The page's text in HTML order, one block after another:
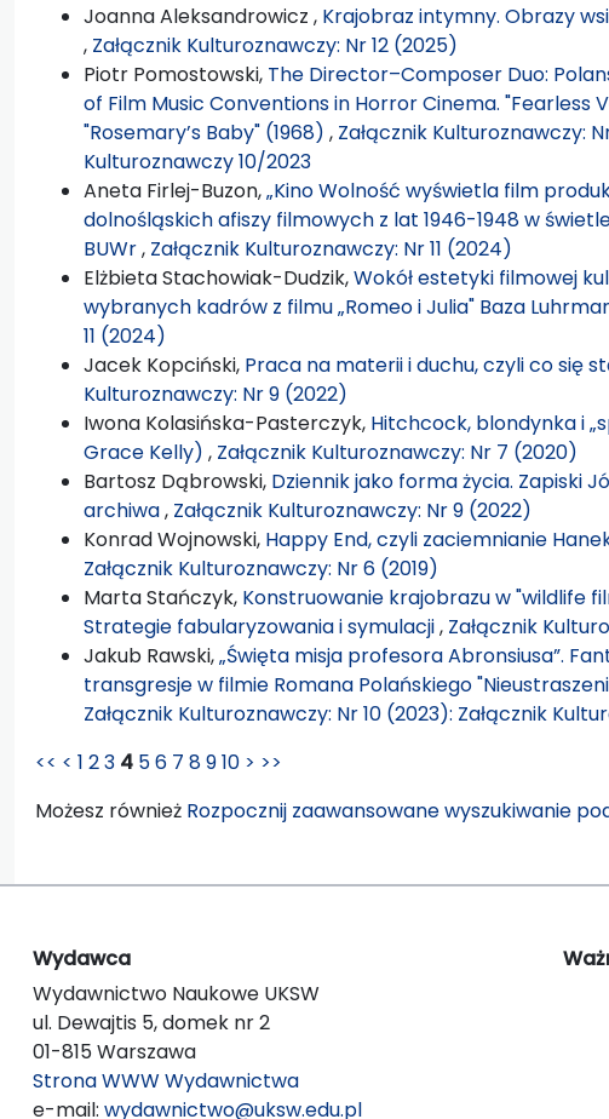
Joanna Aleksandrowicz , Krajobraz intymny. Obrazy
, Załącznik Kulturoznawczy: Nr 12 (2025)
Piotr Pomostowski, The Director–Composer Duo:
of Film Music Conventions in Horror Cinema. "Fearless
"Rosemary’s Baby" (1968) , Załącznik Kulturoznawczy:
Kulturoznawczy 10/2023
Aneta Firlej-Buzon,„Kino Wolność wyświetla film
dolnośląskich afiszy filmowych z lat 1946-1948 w
BUWr, Załącznik Kulturoznawczy: Nr 11 (2024)
Elżbieta Stachowiak-Dudzik,Wokół estetyki filmowej
wybranych kadrów z filmu „Romeo i Julia" Baza
11 (2024)
Jacek Kopciński, Praca na materii i duchu, czyli co się
Kulturoznawczy: Nr 9 (2022)
Iwona Kolasińska-Pasterczyk, Hitchcock, blondynka i
Grace Kelly) , Załącznik Kulturoznawczy: Nr 7 (2020)
Bartosz Dąbrowski, Dziennik jako forma życia. Zapiski
archiwa, Załącznik Kulturoznawczy: Nr 9 (2022)
Konrad Wojnowski, Happy End, czyli zaciemnianie
Załącznik Kulturoznawczy: Nr 6 (2019)
Marta Stańczyk, Konstruowanie krajobrazu w "wildlife
Strategie fabularyzowania i symulacji, Załącznik
Jakub Rawski,„Święta misja profesora Abronsiusa”.
transgresje w filmie Romana Polańskiego
Załącznik Kulturoznawczy: Nr 10 (2023): Załącznik
<< < 1 23 4 56 7 8910 > >>
Możesz również Rozpocznij zaawansowane wyszukiwanie
Wydawca
Wydawnictwo Naukowe UKSW
ul. Dewajtis 5, domek nr 2
01-815 Warszawa
Strona WWW Wydawnictwa
e-mail: wydawnictwo@uksw.edu.pl